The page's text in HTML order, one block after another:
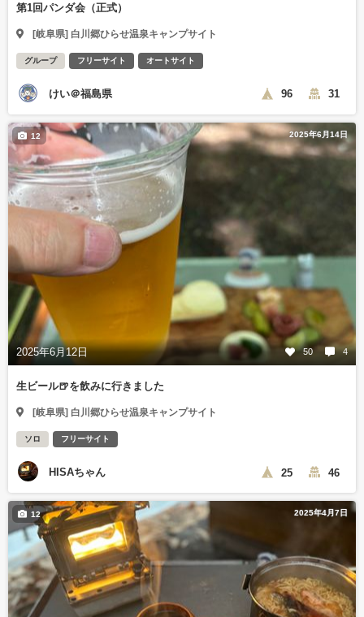
第1回パンダ会（正式）
[岐阜県] 白川郷ひらせ温泉キャンプサイト
グループ フリーサイト オートサイト
けい＠福島県 96 31
2025年6月14日
2025年6月12日 50 4
12
生ビール🍺を飲みに行きました
[岐阜県] 白川郷ひらせ温泉キャンプサイト
ソロ フリーサイト
HISAちゃん 25 46
2025年4月7日
12